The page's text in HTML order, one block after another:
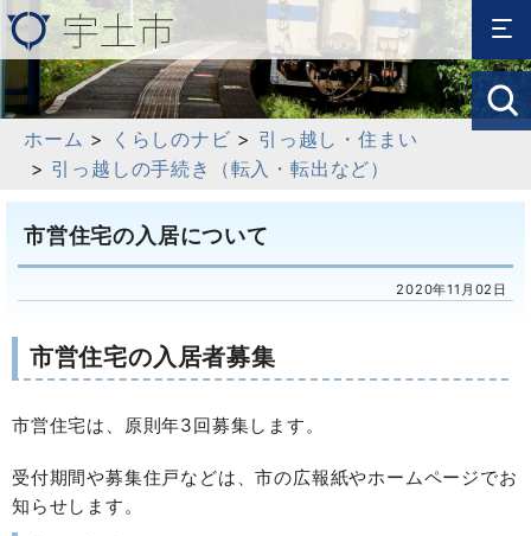
ホーム > くらしのナビ > 引っ越し・住まい
> 引っ越しの手続き（転入・転出など）
市営住宅の入居について
2020年11月02日
市営住宅の入居者募集
市営住宅は、原則年3回募集します。
受付期間や募集住戸などは、市の広報紙やホームページでお
知らせします。